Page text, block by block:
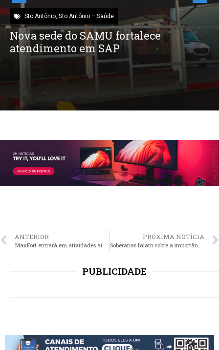
Sto Antônio, Sto Antônio – Saúde
Nova sede do SAMU fortalece
atendimento em SAP
ANTERIOR PRÓXIMA NOTÍCIA
PUBLICIDADE